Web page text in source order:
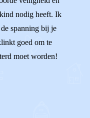
nodig heeft. Ik
spanning bij je
goed om te
moet worden!